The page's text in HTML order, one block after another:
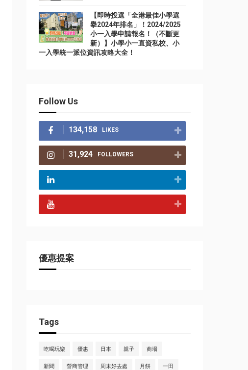
【即時投選「全港最佳小學選
擧2024年排名」！2024/2025
小一入學申請報名！（不斷更
新）】小學小一直資私校、小
一入學統一派位資訊攻略大全！
Follow Us
134,158 LIKES
31,924 FOLLOWERS
優惠提案
Tags
吃喝玩樂 優惠 日本 親子 商場
新聞 營商管理 周末好去處 月餅 一田